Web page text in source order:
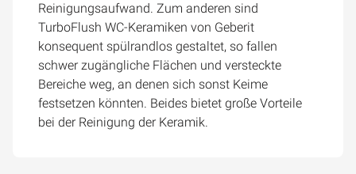
Reinigungsaufwand. Zum anderen sind
TurboFlush WC-Keramiken von Geberit
konsequent spülrandlos gestaltet, so fallen
schwer zugängliche Flächen und versteckte
Bereiche weg, an denen sich sonst Keime
festsetzen könnten. Beides bietet große Vorteile
bei der Reinigung der Keramik.